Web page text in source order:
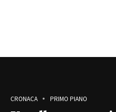
CRONACA PRIMO PIANO